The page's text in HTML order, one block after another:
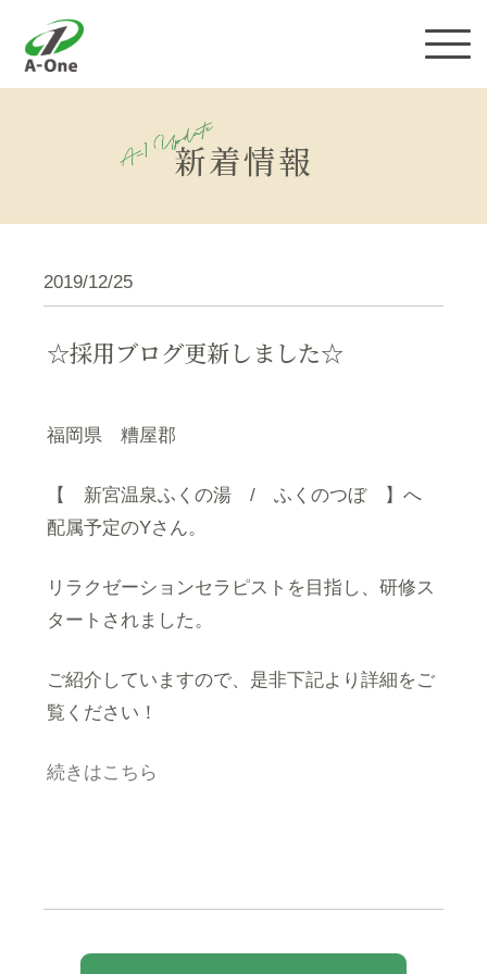
新着情報
2019/12/25
☆採用ブログ更新しました☆
福岡県 糟屋郡
【 新宮温泉ふくの湯 / ふくのつぼ 】へ
配属予定のYさん。
リラクゼーションセラピストを目指し、研修ス
タートされました。
ご紹介していますので、是非下記より詳細をご
覧ください！
続きはこちら